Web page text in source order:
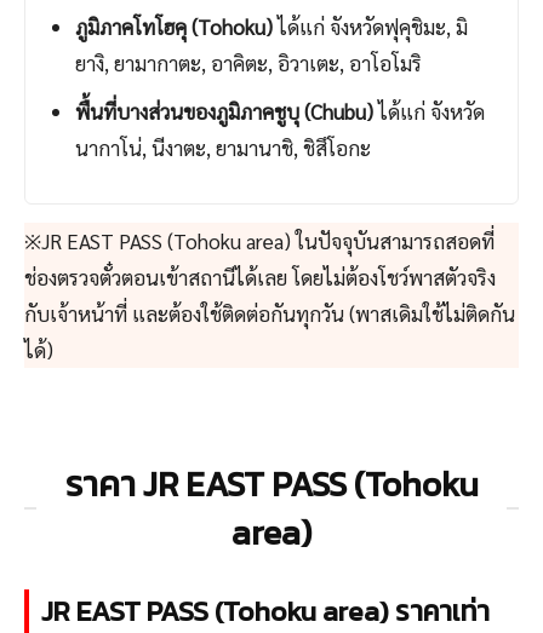
ภูมิภาคโทโฮคุ (Tohoku)ได้แก่ จังหวัดฟุคุชิมะ, มิ
ยางิ, ยามากาตะ, อาคิตะ, อิวาเตะ, อาโอโมริ
พื้นที่บางส่วนของภูมิภาคชูบุ (Chubu)ได้แก่ จังหวัด
นากาโน่, นีงาตะ, ยามานาชิ, ชิสึโอกะ
※JR EAST PASS (Tohoku area) ในปัจจุบันสามารถสอดที่
ช่องตรวจตั๋วตอนเข้าสถานีได้เลย โดยไม่ต้องโชว์พาสตัวจริง
กับเจ้าหน้าที่ และต้องใช้ติดต่อกันทุกวัน (พาสเดิมใช้ไม่ติดกัน
ได้)
ราคา JR EAST PASS (Tohoku
area)
JR EAST PASS (Tohoku area) ราคาเท่า